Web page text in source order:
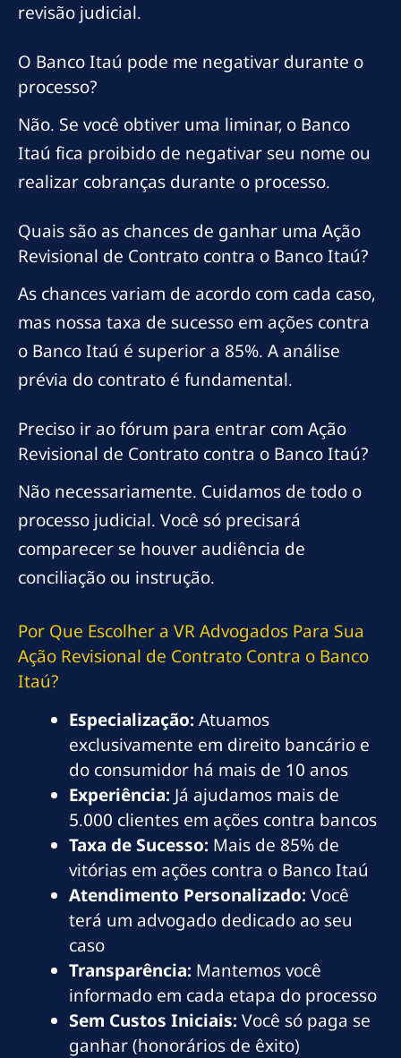
revisão judicial.
O Banco Itaú pode me negativar durante o
processo?
Não. Se você obtiver uma liminar, o Banco
Itaú fica proibido de negativar seu nome ou
realizar cobranças durante o processo.
Quais são as chances de ganhar uma Ação
Revisional de Contrato contra o Banco Itaú?
As chances variam de acordo com cada caso,
mas nossa taxa de sucesso em ações contra
o Banco Itaú é superior a 85%. A análise
prévia do contrato é fundamental.
Preciso ir ao fórum para entrar com Ação
Revisional de Contrato contra o Banco Itaú?
Não necessariamente. Cuidamos de todo o
processo judicial. Você só precisará
comparecer se houver audiência de
conciliação ou instrução.
Por Que Escolher a VR Advogados Para Sua
Ação Revisional de Contrato Contra o Banco
Itaú?
Especialização:Atuamos
exclusivamente em direito bancário e
do consumidor há mais de 10 anos
Experiência: Já ajudamos mais de
5.000 clientes em ações contra bancos
Taxa de Sucesso: Mais de 85% de
vitórias em ações contra o Banco Itaú
Atendimento Personalizado:Você
terá um advogado dedicado ao seu
caso
Transparência: Mantemos você
informado em cada etapa do processo
Sem Custos Iniciais:Você só paga se
ganhar (honorários de êxito)